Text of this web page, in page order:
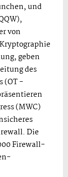
und
von
geben
des
(OT -
(MWC)
Die
Firewall-